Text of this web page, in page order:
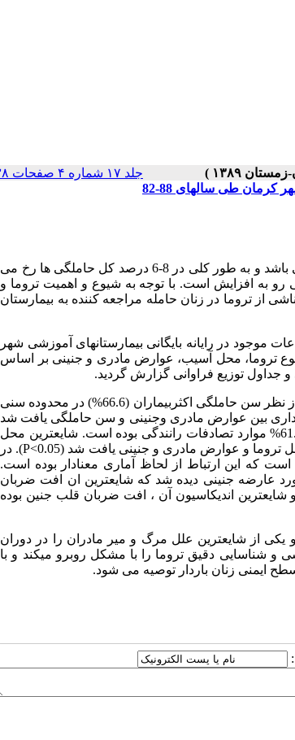
جلد ۱۷ شماره ۴ صفحات ۳۸-۳۴
طی سالهای 88-82
: تروما در طول حاملگی یک علت مهم بیماری و مرگ و میر مادر و جنین می باشد و به طور کلی در 8-6 درصد کل حاملگی ها رخ می
رو به افزایش است. با توجه به شیوع و اهمیت تروما و
از تروما در زنان حامله مراجعه کننده به بیمارستان
در رایانه بایگانی بیمارستانهای آموزشی شهر
تروما، محل آسیب، عوارض مادری و جنینی بر اساس
و جداول توزیع فراوانی گزارش گردید.
: 80 زن باردار دچارتروما مورد بررسی قرا گرفتند . میانگین سنی افراد 26.3 سال بود. از نظر سن حاملگی اکثربیماران (66.6%) در محدوده سنی
واز لحاظ آماری رابطه معنی داری بین عوارض مادری وجنینی و سن حاملگی یافت شد
(P<0.05). شایعترین نوع تروما در 96.7% موارد غیر نافذ بوده و شایعترین علت تروما، در 61.7% موارد تصادفات رانندگی بوده است. شایعترین محل
آسیب دیده در بیماران شکم بوده است (56.4%) و از لحاظ آماری ارتباط معنی داری بین محل تروما و عوارض مادری و جنینی یافت شد (P<0.05). در
است که این ارتباط از لحاظ آماری معنادار بوده است.
عارضه مادری ایجاد شده زایمان زودرس بوده است (35.29%) . در مجموع 8 مورد عارضه جنینی دیده شد که شایعترین ان افت ضربان
آن سزارین و شایعترین اندیکاسیون آن ، افت ضربان قلب جنین بوده
یکی از شایعترین علل مرگ و میر مادران را در دوران
و شناسایی دقیق تروما را با مشکل روبرو میکند و با
ایمنی زنان باردار توصیه می شود.